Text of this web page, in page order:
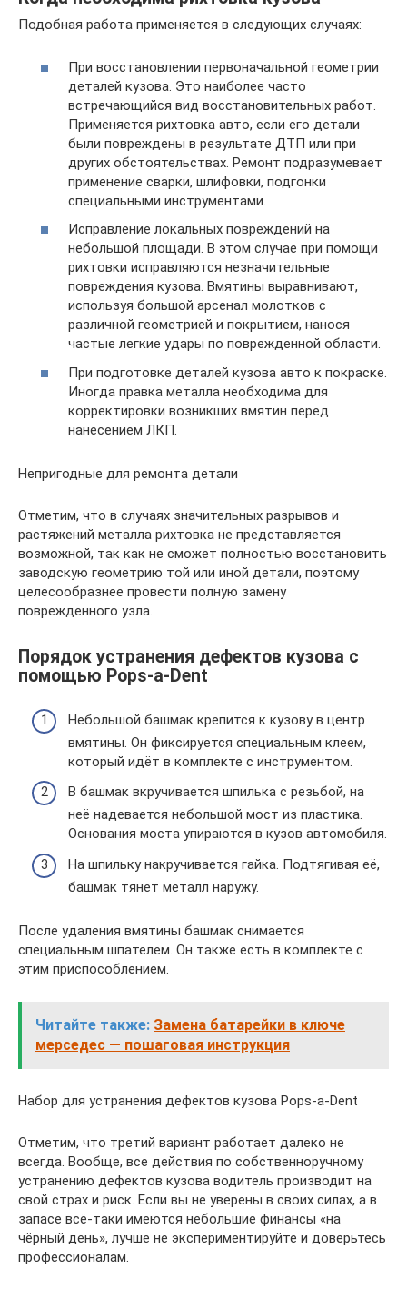
Подобная работа применяется в следующих случаях:
При восстановлении первоначальной геометрии
деталей кузова. Это наиболее часто
встречающийся вид восстановительных работ.
Применяется рихтовка авто, если его детали
были повреждены в результате ДТП или при
других обстоятельствах. Ремонт подразумевает
применение сварки, шлифовки, подгонки
специальными инструментами.
Исправление локальных повреждений на
небольшой площади. В этом случае при помощи
рихтовки исправляются незначительные
повреждения кузова. Вмятины выравнивают,
используя большой арсенал молотков с
различной геометрией и покрытием, нанося
частые легкие удары по поврежденной области.
При подготовке деталей кузова авто к покраске.
Иногда правка металла необходима для
корректировки возникших вмятин перед
нанесением ЛКП.
Непригодные для ремонта детали
Отметим, что в случаях значительных разрывов и
растяжений металла рихтовка не представляется
возможной, так как не сможет полностью восстановить
заводскую геометрию той или иной детали, поэтому
целесообразнее провести полную замену
поврежденного узла.
Порядок устранения дефектов кузова с
помощью Pops-a-Dent
Небольшой башмак крепится к кузову в центр
вмятины. Он фиксируется специальным клеем,
который идёт в комплекте с инструментом.
В башмак вкручивается шпилька с резьбой, на
неё надевается небольшой мост из пластика.
Основания моста упираются в кузов автомобиля.
На шпильку накручивается гайка. Подтягивая её,
башмак тянет металл наружу.
После удаления вмятины башмак снимается
специальным шпателем. Он также есть в комплекте с
этим приспособлением.
Читайте также: Замена батарейки в ключе
мерседес — пошаговая инструкция
Набор для устранения дефектов кузова Pops-a-Dent
Отметим, что третий вариант работает далеко не
всегда. Вообще, все действия по собственноручному
устранению дефектов кузова водитель производит на
свой страх и риск. Если вы не уверены в своих силах, а в
запасе всё-таки имеются небольшие финансы «на
чёрный день», лучше не экспериментируйте и доверьтесь
профессионалам.